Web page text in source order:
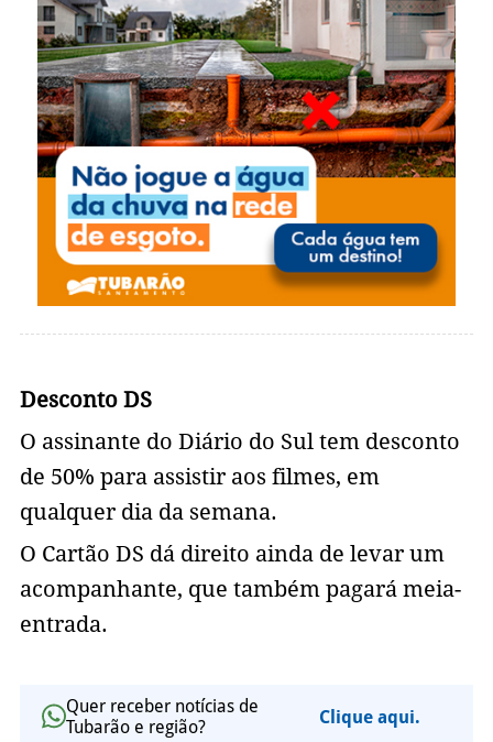
Desconto DS
O assinante do Diário do Sul tem desconto
de 50% para assistir aos filmes, em
qualquer dia da semana.
O Cartão DS dá direito ainda de levar um
acompanhante, que também pagará meia-
entrada.
Quer receber notícias de
Tubarão e região?
Clique aqui.